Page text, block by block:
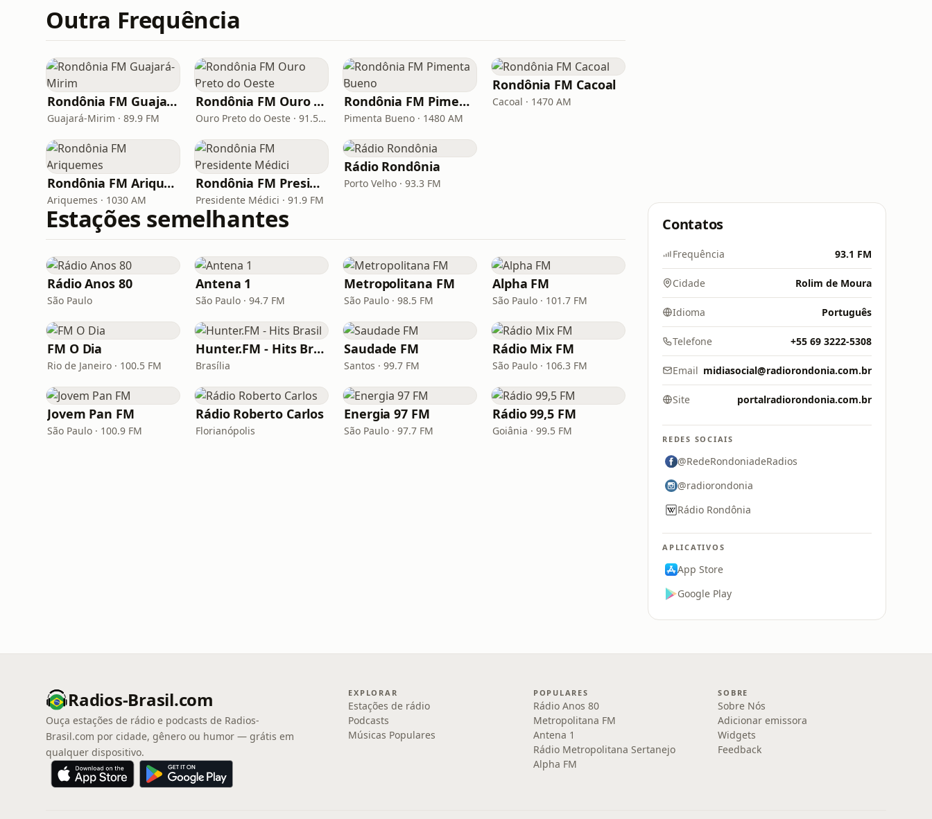
Outra Frequência
Rondônia FM Guajará-Mirim
Guajará-Mirim · 89.9 FM
Rondônia FM Ouro Preto do Oeste
Ouro Preto do Oeste · 91.5 FM
Rondônia FM Pimenta Bueno
Pimenta Bueno · 1480 AM
Rondônia FM Cacoal
Cacoal · 1470 AM
Rondônia FM Ariquemes
Ariquemes · 1030 AM
Rondônia FM Presidente Médici
Presidente Médici · 91.9 FM
Rádio Rondônia
Porto Velho · 93.3 FM
Estações semelhantes
Rádio Anos 80
São Paulo
Antena 1
São Paulo · 94.7 FM
Metropolitana FM
São Paulo · 98.5 FM
Alpha FM
São Paulo · 101.7 FM
FM O Dia
Rio de Janeiro · 100.5 FM
Hunter.FM - Hits Brasil
Brasília
Saudade FM
Santos · 99.7 FM
Rádio Mix FM
São Paulo · 106.3 FM
Jovem Pan FM
São Paulo · 100.9 FM
Rádio Roberto Carlos
Florianópolis
Energia 97 FM
São Paulo · 97.7 FM
Rádio 99,5 FM
Goiânia · 99.5 FM
Contatos
Frequência 93.1 FM
Cidade Rolim de Moura
Idioma Português
Telefone +55 69 3222-5308
Email midiasocial@radiorondonia.com.br
Site portalradiorondonia.com.br
REDES SOCIAIS
@RedeRondoniadeRadios
@radiorondonia
Rádio Rondônia
APLICATIVOS
App Store
Google Play
Radios-Brasil.com
Ouça estações de rádio e podcasts de Radios-
Brasil.com por cidade, gênero ou humor — grátis em
qualquer dispositivo.
EXPLORAR
Estações de rádio
Podcasts
Músicas Populares
POPULARES
Rádio Anos 80
Metropolitana FM
Antena 1
Rádio Metropolitana Sertanejo
Alpha FM
SOBRE
Sobre Nós
Adicionar emissora
Widgets
Feedback